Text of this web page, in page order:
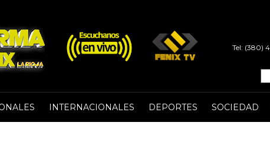
Tel: (380)
INTERNACIONALES DEPORTES SOCIEDAD